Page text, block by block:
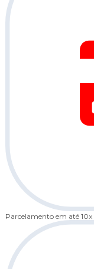
Parcelamento em até 10x